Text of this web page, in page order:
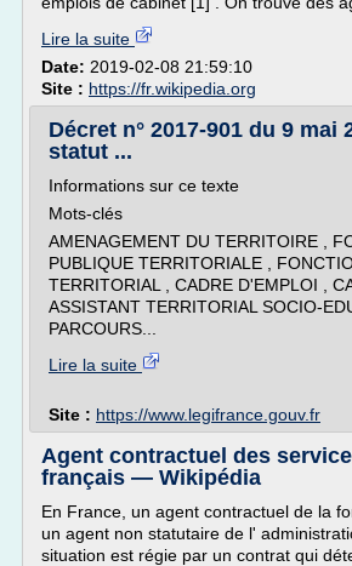
Lire la suite
Date: 2019-02-08 21:59:10
Site : https://fr.wikipedia.org
Décret n° 2017-901 du 9 mai
statut ...
Informations sur ce texte
Mots-clés
AMENAGEMENT DU TERRITOIRE ,
PUBLIQUE TERRITORIALE ,
TERRITORIAL , CADRE D'EMPLOI ,
ASSISTANT TERRITORIAL SOCIO-
PARCOURS...
Lire la suite
Site : https://www.legifrance.gouv.fr
Agent contractuel des
français — Wikipédia
En France, un agent contractuel de la
un agent non statutaire de l'
situation est régie par un contrat qui